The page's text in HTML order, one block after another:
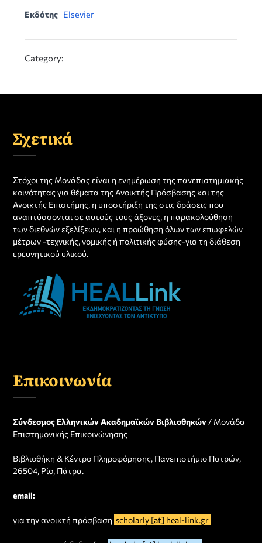
Εκδότης Elsevier
Category:
Σχετικά
Στόχοι της Μονάδας είναι η ενημέρωση της πανεπιστημιακής
κοινότητας για θέματα της Ανοικτής Πρόσβασης και της
Ανοικτής Επιστήμης, η υποστήριξη της στις δράσεις που
αναπτύσσονται σε αυτούς τους άξονες, η παρακολούθηση
των διεθνών εξελίξεων, και η προώθηση όλων των επωφελών
μέτρων -τεχνικής, νομικής ή πολιτικής φύσης-για τη διάθεση
ερευνητικού υλικού.
Επικοινωνία
Σύνδεσμος Ελληνικών Ακαδημαϊκών Βιβλιοθηκών / Μονάδα
Επιστημονικής Επικοινώνησης
Βιβλιοθήκη & Κέντρο Πληροφόρησης, Πανεπιστήμιο Πατρών,
26504, Ρίο, Πάτρα.
email:
για την ανοικτή πρόσβαση scholarly [at] heal-link.gr